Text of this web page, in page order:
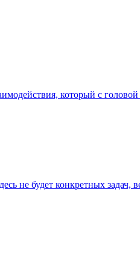
который с
не будет конкретных задач,